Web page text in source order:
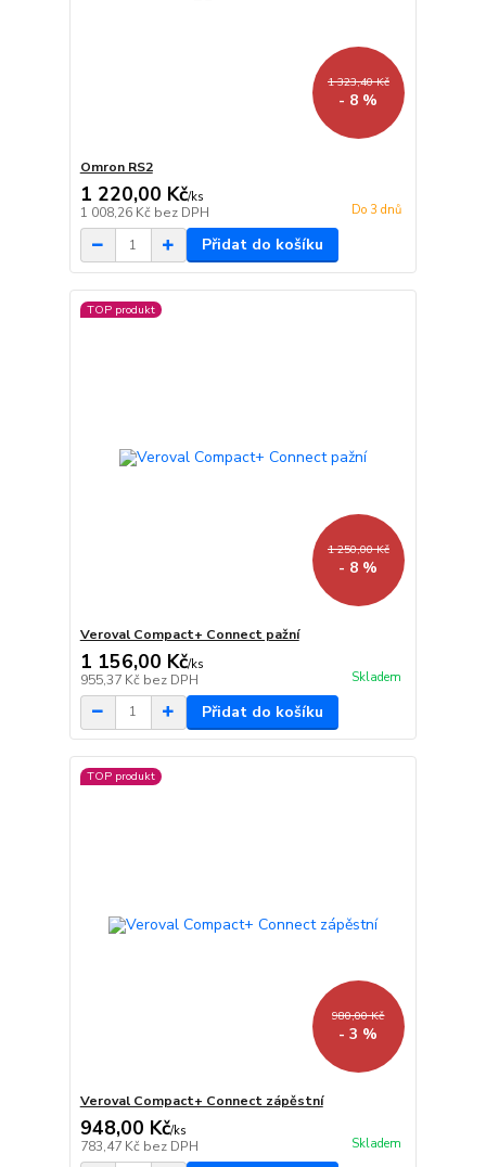
1 323,40 Kč
- 8 %
Omron RS2
1 220,00 Kč/ks
1 008,26 Kč bez DPH Do 3 dnů
Přidat do košíku
TOP produkt
1 250,00 Kč
- 8 %
Veroval Compact+ Connect pažní
1 156,00 Kč/ks
955,37 Kč bez DPH Skladem
Přidat do košíku
TOP produkt
980,00 Kč
- 3 %
Veroval Compact+ Connect zápěstní
948,00 Kč/ks
783,47 Kč bez DPH Skladem